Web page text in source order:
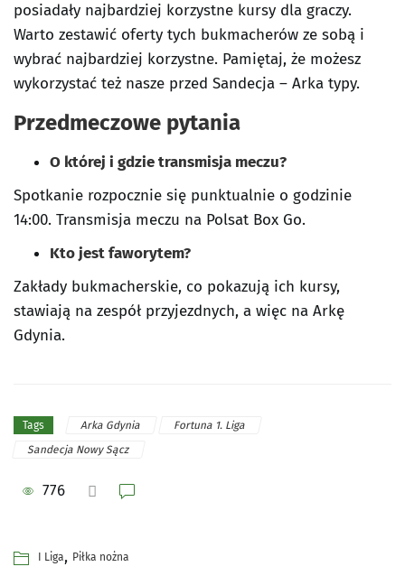
posiadały najbardziej korzystne kursy dla graczy.
Warto zestawić oferty tych bukmacherów ze sobą i
wybrać najbardziej korzystne. Pamiętaj, że możesz
wykorzystać też nasze przed Sandecja – Arka typy.
Przedmeczowe pytania
O której i gdzie transmisja meczu?
Spotkanie rozpocznie się punktualnie o godzinie
14:00. Transmisja meczu na Polsat Box Go.
Kto jest faworytem?
Zakłady bukmacherskie, co pokazują ich kursy,
stawiają na zespół przyjezdnych, a więc na Arkę
Gdynia.
Tags Arka Gdynia
Fortuna 1. Liga
Sandecja Nowy Sącz
776
I Liga, Piłka nożna